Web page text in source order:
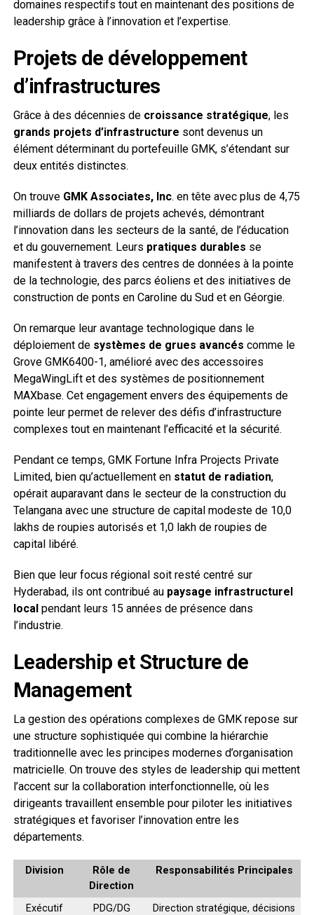
domaines respectifs tout en maintenant des positions de
leadership grâce à l’innovation et l’expertise.
Projets de développement
d’infrastructures
Grâce à des décennies de croissance stratégique, les
grands projets d’infrastructure sont devenus un
élément déterminant du portefeuille GMK, s’étendant sur
deux entités distinctes.
On trouve GMK Associates, Inc. en tête avec plus de 4,75
milliards de dollars de projets achevés, démontrant
l’innovation dans les secteurs de la santé, de l’éducation
et du gouvernement. Leurs pratiques durables se
manifestent à travers des centres de données à la pointe
de la technologie, des parcs éoliens et des initiatives de
construction de ponts en Caroline du Sud et en Géorgie.
On remarque leur avantage technologique dans le
déploiement de systèmes de grues avancés comme le
Grove GMK6400-1, amélioré avec des accessoires
MegaWingLift et des systèmes de positionnement
MAXbase. Cet engagement envers des équipements de
pointe leur permet de relever des défis d’infrastructure
complexes tout en maintenant l’efficacité et la sécurité.
Pendant ce temps, GMK Fortune Infra Projects Private
Limited, bien qu’actuellement en statut de radiation,
opérait auparavant dans le secteur de la construction du
Telangana avec une structure de capital modeste de 10,0
lakhs de roupies autorisés et 1,0 lakh de roupies de
capital libéré.
Bien que leur focus régional soit resté centré sur
Hyderabad, ils ont contribué au paysage infrastructurel
localpendant leurs 15 années de présence dans
l’industrie.
Leadership et Structure de
Management
La gestion des opérations complexes de GMK repose sur
une structure sophistiquée qui combine la hiérarchie
traditionnelle avec les principes modernes d’organisation
matricielle. On trouve des styles de leadership qui mettent
l’accent sur la collaboration interfonctionnelle, où les
dirigeants travaillent ensemble pour piloter les initiatives
stratégiques et favoriser l’innovation entre les
départements.
Division
Rôle de
Direction
Responsabilités Principales
Exécutif PDG/DG
Direction stratégique, décisions